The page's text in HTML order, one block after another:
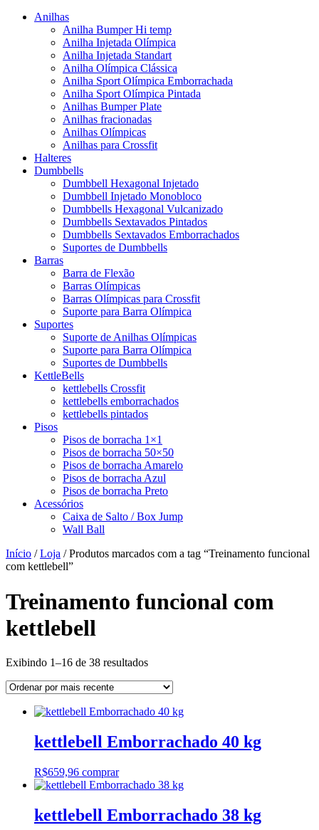
Anilhas
Anilha Bumper Hi temp
Anilha Injetada Olímpica
Anilha Injetada Standart
Anilha Olímpica Clássica
Anilha Sport Olímpica Emborrachada
Anilha Sport Olímpica Pintada
Anilhas Bumper Plate
Anilhas fracionadas
Anilhas Olímpicas
Anilhas para Crossfit
Halteres
Dumbbells
Dumbbell Hexagonal Injetado
Dumbbell Injetado Monobloco
Dumbbells Hexagonal Vulcanizado
Dumbbells Sextavados Pintados
Dumbbells Sextavados Emborrachados
Suportes de Dumbbells
Barras
Barra de Flexão
Barras Olímpicas
Barras Olímpicas para Crossfit
Suporte para Barra Olímpica
Suportes
Suporte de Anilhas Olímpicas
Suporte para Barra Olímpica
Suportes de Dumbbells
KettleBells
kettlebells Crossfit
kettlebells emborrachados
kettlebells pintados
Pisos
Pisos de borracha 1×1
Pisos de borracha 50×50
Pisos de borracha Amarelo
Pisos de borracha Azul
Pisos de borracha Preto
Acessórios
Caixa de Salto / Box Jump
Wall Ball
Início /Loja / Produtos marcados com a tag “Treinamento funcional
com kettlebell”
Treinamento funcional com
kettlebell
Exibindo 1–16 de 38 resultadosClassificado
mais
kettlebell Emborrachado 40 kg
R$659,96 comprar
kettlebell Emborrachado 38 kg